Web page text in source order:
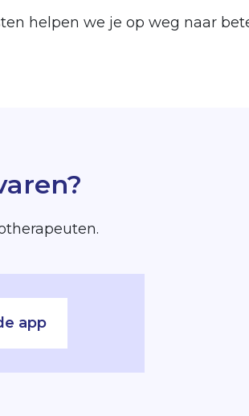
helpen we je op weg naar
app